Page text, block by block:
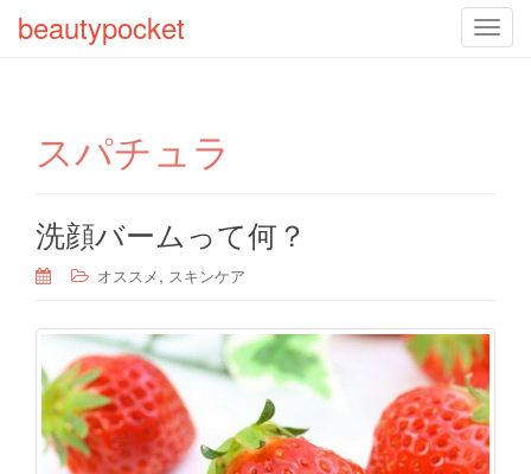
T
a
i
o
n
beautypocket
スパチュラ
洗顔バームって何？
オススメ, スキンケア